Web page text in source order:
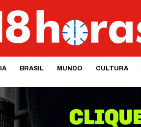
BRASIL MUNDO CULTURA